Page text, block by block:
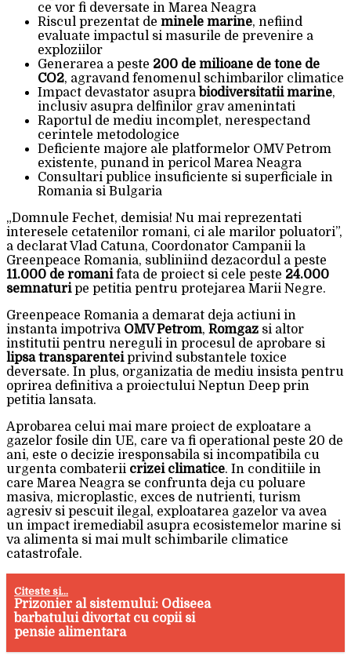
ce vor fi deversate in Marea Neagra
Riscul prezentat de minele marine, nefiind
evaluate impactul si masurile de prevenire a
exploziilor
Generarea a peste 200 de milioane de tone de
CO2, agravand fenomenul schimbarilor climatice
Impact devastator asupra biodiversitatii marine,
inclusiv asupra delfinilor grav amenintati
Raportul de mediu incomplet, nerespectand
cerintele metodologice
Deficiente majore ale platformelor OMV Petrom
existente, punand in pericol Marea Neagra
Consultari publice insuficiente si superficiale in
Romania si Bulgaria
„Domnule Fechet, demisia! Nu mai reprezentati
interesele cetatenilor romani, ci ale marilor poluatori”,
a declarat Vlad Catuna, Coordonator Campanii la
Greenpeace Romania, subliniind dezacordul a peste
11.000 de romanifata de proiect si cele peste 24.000
semnaturipe petitia pentru protejarea Marii Negre.
Greenpeace Romania a demarat deja actiuni in
instanta impotriva OMV Petrom, Romgaz si altor
institutii pentru nereguli in procesul de aprobare si
lipsa transparenteiprivind substantele toxice
deversate. In plus, organizatia de mediu insista pentru
oprirea definitiva a proiectului Neptun Deep prin
petitia lansata.
Aprobarea celui mai mare proiect de exploatare a
gazelor fosile din UE, care va fi operational peste 20 de
ani, este o decizie iresponsabila si incompatibila cu
urgenta combaterii crizei climatice. In conditiile in
care Marea Neagra se confrunta deja cu poluare
masiva, microplastic, exces de nutrienti, turism
agresiv si pescuit ilegal, exploatarea gazelor va avea
un impact iremediabil asupra ecosistemelor marine si
va alimenta si mai mult schimbarile climatice
catastrofale.
Citeste si...
Prizonier al sistemului: Odiseea
barbatului divortat cu copii si
pensie alimentara